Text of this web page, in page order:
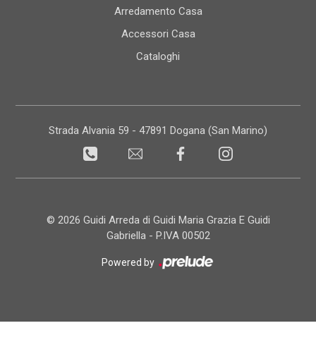
Arredamento Casa
Accessori Casa
Cataloghi
Strada Alvania 59 - 47891 Dogana (San Marino)
© 2026 Guidi Arreda di Guidi Maria Grazia E Guidi
Gabriella - P.IVA 00502
Powered by